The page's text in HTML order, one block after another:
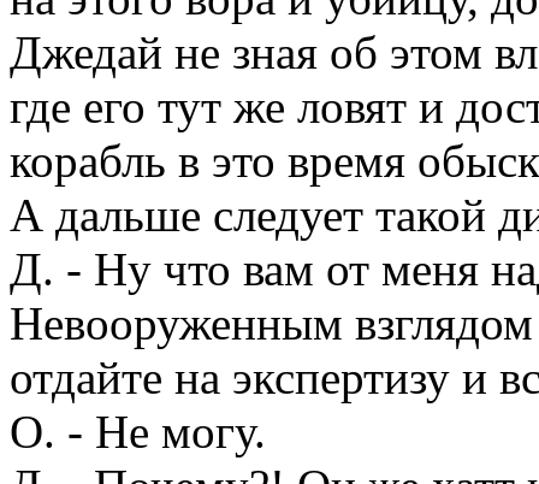
Джедай не зная об этом
где его тут же ловят и
корабль в это время
А дальше следует такой
Д. - Ну что вам от меня
Невооруженным взглядом
отдайте на экспертизу и
О. - Не могу.